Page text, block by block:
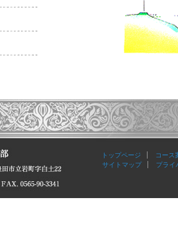
トップページ
コース
サイトマップ
プライ